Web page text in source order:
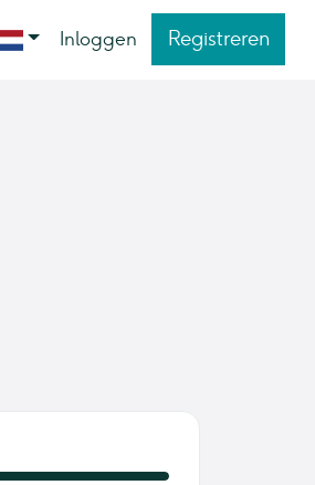
Inloggen Registreren